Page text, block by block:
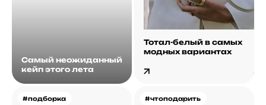
Самый неожиданный
кейп этого лета
Тотал-белый в самых
модных вариантах
#подборка #чтоподарить